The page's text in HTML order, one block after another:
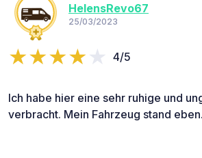
HelensRevo67
25/03/2023
4/5
Ich habe hier eine sehr ruhige und
verbracht. Mein Fahrzeug stand eben.